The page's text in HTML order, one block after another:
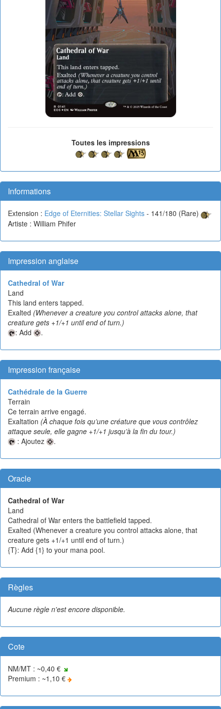
Toutes les impressions
Informations
Extension : Edge of Eternities: Stellar Sights - 141/180 (Rare)
Artiste : William Phifer
Impression anglaise
Cathedral of War
Land
This land enters tapped.
Exalted (Whenever a creature you control attacks alone, that
creature gets +1/+1 until end of turn.)
: Add
.
Impression française
Cathédrale de la Guerre
Terrain
Ce terrain arrive engagé.
Exaltation (À chaque fois qu’une créature que vous contrôlez
attaque seule, elle gagne +1/+1 jusqu’à la fin du tour.)
: Ajoutez
.
Oracle
Cathedral of War
Land
Cathedral of War enters the battlefield tapped.
Exalted (Whenever a creature you control attacks alone, that
creature gets +1/+1 until end of turn.)
{T}: Add {1} to your mana pool.
Règles
Aucune règle n'est encore disponible.
Cote
NM/MT : ~0,40 €
Premium : ~1,10 €